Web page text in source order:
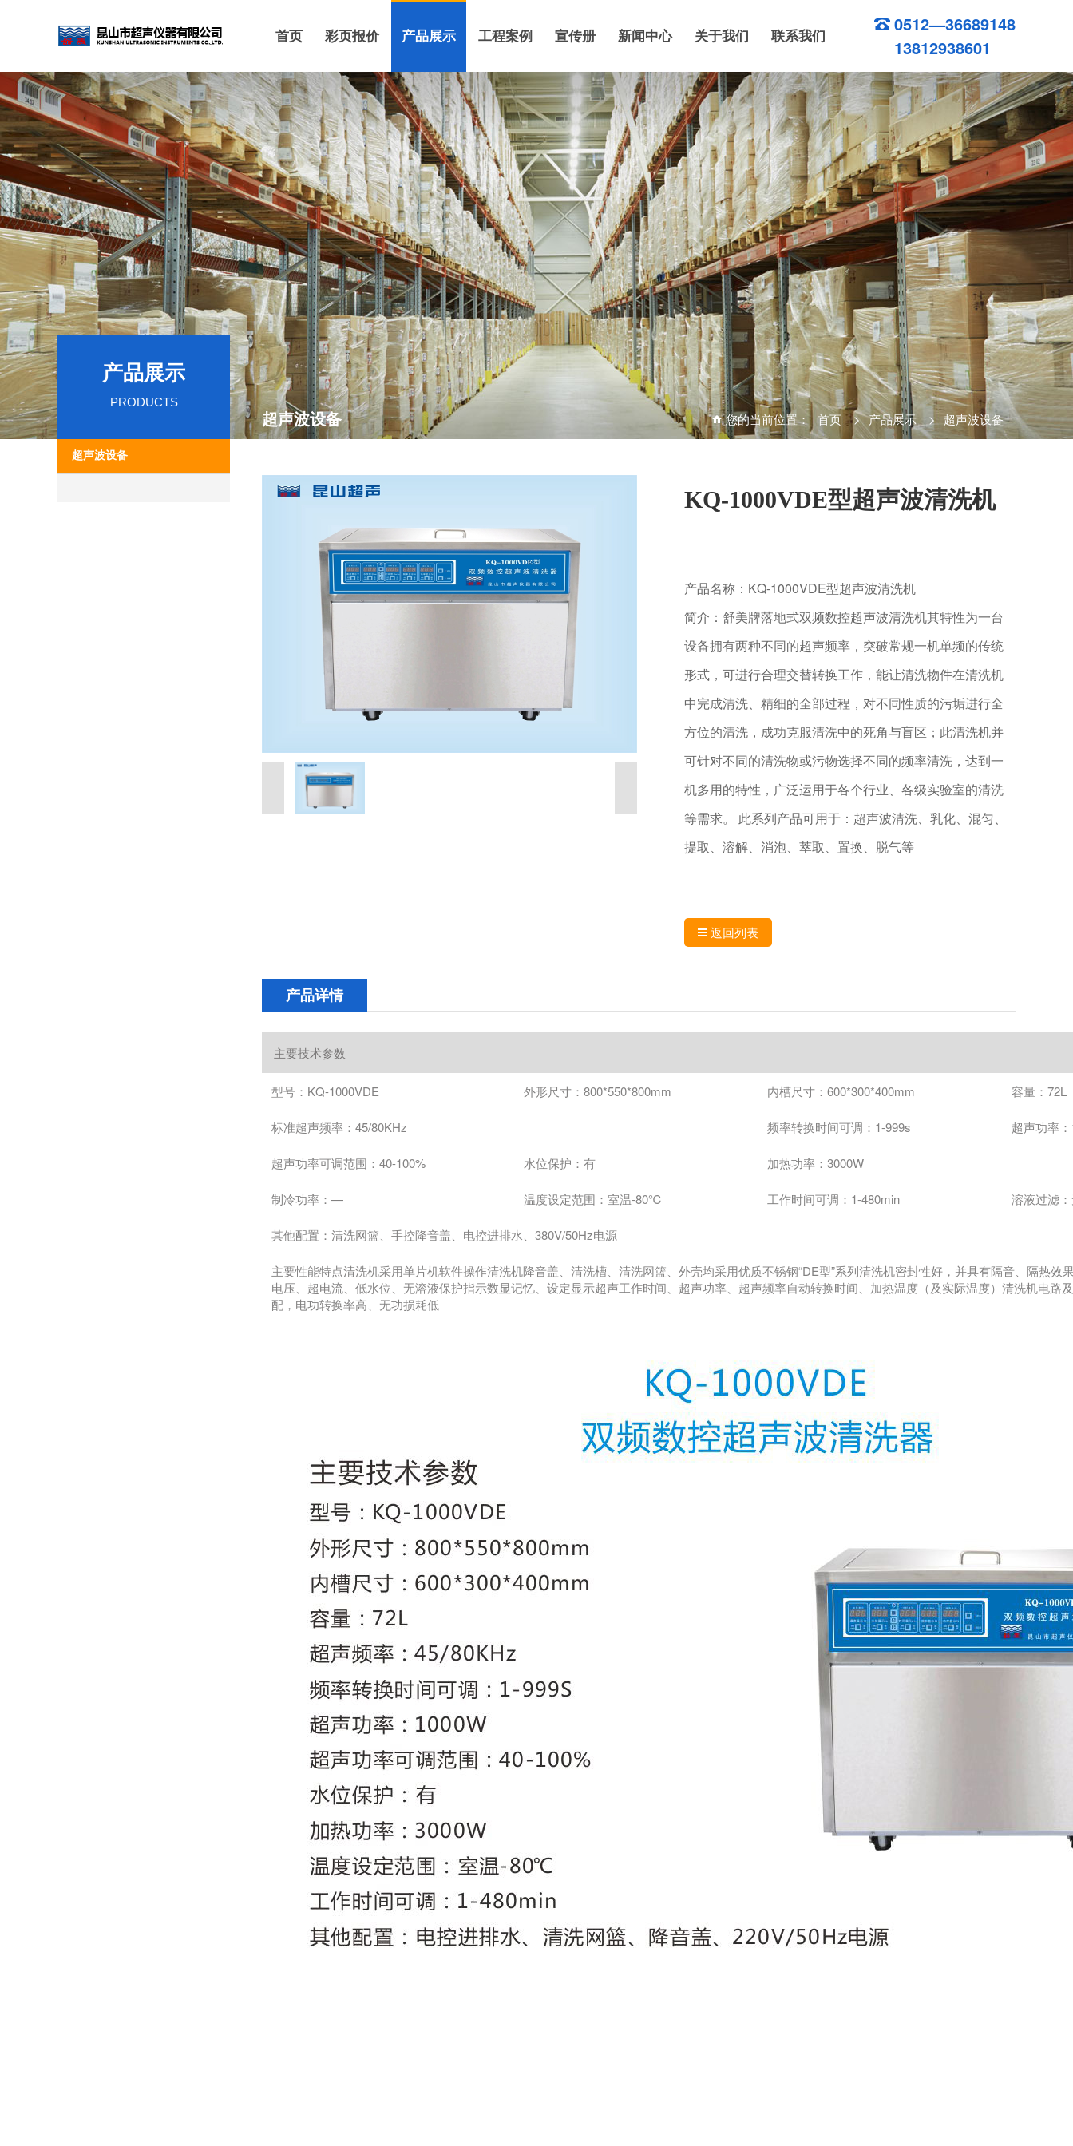
首页 彩页报价 产品展示 工程案例 宣传册 新闻中心 关于我们 联系我们
0512—36689148
13812938601
产品展示
PRODUCTS
超声波设备
超声波设备 您的当前位置： 首页 > 产品展示 > 超声波设备
KQ-1000VDE型超声波清洗机
产品名称：KQ-1000VDE型超声波清洗机
简介：舒美牌落地式双频数控超声波清洗机其特性为一台
设备拥有两种不同的超声频率，突破常规一机单频的传统
形式，可进行合理交替转换工作，能让清洗物件在清洗机
中完成清洗、精细的全部过程，对不同性质的污垢进行全
方位的清洗，成功克服清洗中的死角与盲区；此清洗机并
可针对不同的清洗物或污物选择不同的频率清洗，达到一
机多用的特性，广泛运用于各个行业、各级实验室的清洗
等需求。 此系列产品可用于：超声波清洗、乳化、混匀、
提取、溶解、消泡、萃取、置换、脱气等
返回列表
产品详情
主要技术参数
型号：KQ-1000VDE 外形尺寸：800*550*800mm 内槽尺寸：600*300*400mm 容量：72L
标准超声频率：45/80KHz 频率转换时间可调：1-999s 超声功率
超声功率可调范围：40-100% 水位保护：有 加热功率：3000W
制冷功率：— 温度设定范围：室温-80℃ 工作时间可调：1-480min 溶液过滤
其他配置：清洗网篮、手控降音盖、电控进排水、380V/50Hz电源
主要性能特点清洗机采用单片机软件操作清洗机降音盖、清洗槽、清洗网篮、外壳均采用优质不锈钢“DE型”系列清洗机密封性好，并具有隔音、隔热效
电压、超电流、低水位、无溶液保护指示数显记忆、设定显示超声工作时间、超声功率、超声频率自动转换时间、加热温度（及实际温度）清洗机电路
配，电功转换率高、无功损耗低